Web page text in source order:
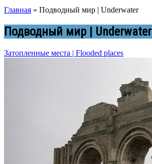
Главная » Подводный мир | Underwater
Подводный мир | Underwater
Затопленные места | Flooded places